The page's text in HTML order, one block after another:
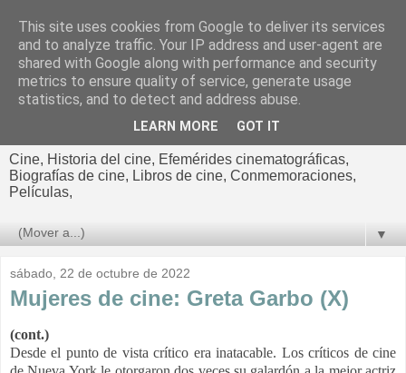
El cultural
cinematográfico de Jorge
Cine, Historia del cine, Efemérides cinematográficas,
Biografías de cine, Libros de cine, Conmemoraciones,
Películas,
▼
sábado, 22 de octubre de 2022
Mujeres de cine: Greta Garbo (X)
(cont.)
Desde el punto de vista crítico era inatacable. Los críticos de cine
This site uses cookies from Google to deliver its services
and to analyze traffic. Your IP address and user-agent are
shared with Google along with performance and security
metrics to ensure quality of service, generate usage
statistics, and to detect and address abuse.
LEARN MORE GOT IT